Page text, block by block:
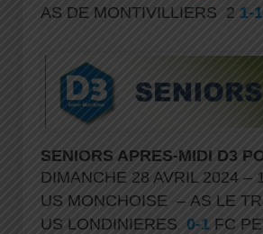
AS DE MONTIVILLIERS 2 1-1
SENIORS APRES-MIDI D3
DIMANCHE 28 AVRIL 2024 –
US MONCHOISE – AS LE
US LONDINIERES 0-1 FC